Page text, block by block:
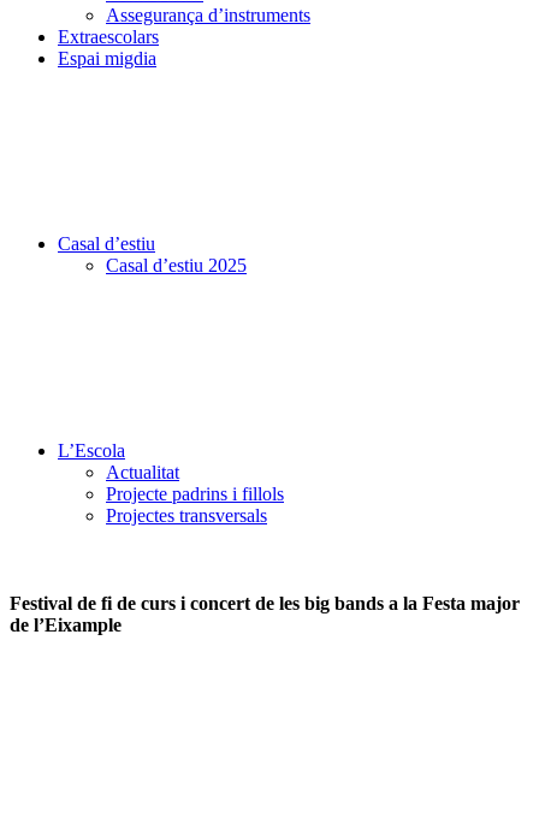
Assegurança d’instruments
Extraescolars
Espai migdia
Casal d’estiu
Casal d’estiu 2025
L’Escola
Actualitat
Projecte padrins i fillols
Projectes transversals
Festival de fi de curs i concert de les big bands a la Festa major
de l’Eixample